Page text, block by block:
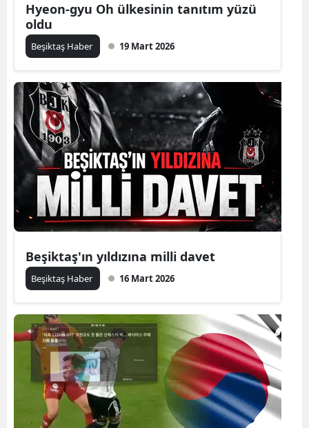
Hyeon-gyu Oh ülkesinin tanıtım yüzü
oldu
Beşiktaş Haber 19 Mart 2026
Beşiktaş'ın yıldızına milli davet
Beşiktaş Haber 16 Mart 2026